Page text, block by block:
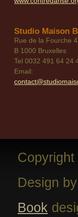
Studio Maison
Rue de la Fourche
B 1000 Bruxelles
Tel 0032 491 64 24
Email:
Design by
Book